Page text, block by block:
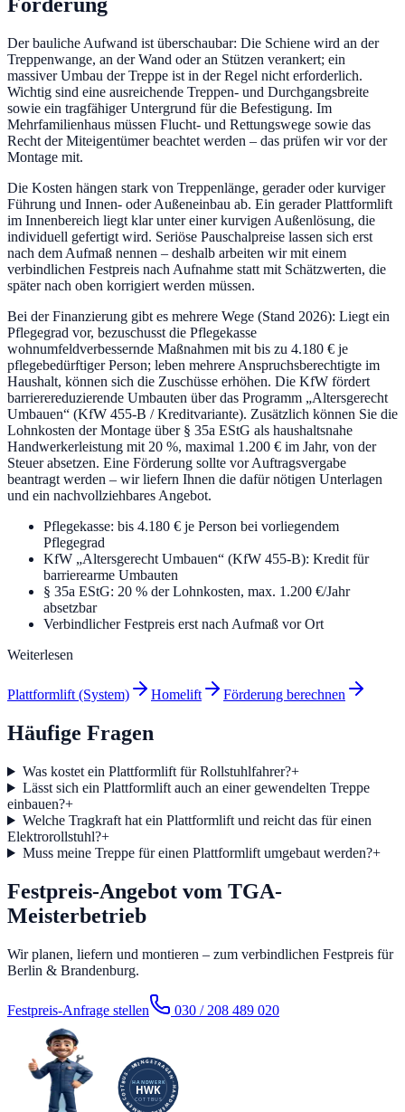
Förderung
Der bauliche Aufwand ist überschaubar: Die Schiene wird an der
Treppenwange, an der Wand oder an Stützen verankert; ein
massiver Umbau der Treppe ist in der Regel nicht erforderlich.
Wichtig sind eine ausreichende Treppen- und Durchgangsbreite
sowie ein tragfähiger Untergrund für die Befestigung. Im
Mehrfamilienhaus müssen Flucht- und Rettungswege sowie das
Recht der Miteigentümer beachtet werden – das prüfen wir vor der
Montage mit.
Die Kosten hängen stark von Treppenlänge, gerader oder kurviger
Führung und Innen- oder Außeneinbau ab. Ein gerader Plattformlift
im Innenbereich liegt klar unter einer kurvigen Außenlösung, die
individuell gefertigt wird. Seriöse Pauschalpreise lassen sich erst
nach dem Aufmaß nennen – deshalb arbeiten wir mit einem
verbindlichen Festpreis nach Aufnahme statt mit Schätzwerten, die
später nach oben korrigiert werden müssen.
Bei der Finanzierung gibt es mehrere Wege (Stand 2026): Liegt ein
Pflegegrad vor, bezuschusst die Pflegekasse
wohnumfeldverbessernde Maßnahmen mit bis zu 4.180 € je
pflegebedürftiger Person; leben mehrere Anspruchsberechtigte im
Haushalt, können sich die Zuschüsse erhöhen. Die KfW fördert
barrierereduzierende Umbauten über das Programm „Altersgerecht
Umbauen“ (KfW 455-B / Kreditvariante). Zusätzlich können Sie die
Lohnkosten der Montage über § 35a EStG als haushaltsnahe
Handwerkerleistung mit 20 %, maximal 1.200 € im Jahr, von der
Steuer absetzen. Eine Förderung sollte vor Auftragsvergabe
beantragt werden – wir liefern Ihnen die dafür nötigen Unterlagen
und ein nachvollziehbares Angebot.
Pflegekasse: bis 4.180 € je Person bei vorliegendem
Pflegegrad
KfW „Altersgerecht Umbauen“ (KfW 455-B): Kredit für
barrierearme Umbauten
§ 35a EStG: 20 % der Lohnkosten, max. 1.200 €/Jahr
absetzbar
Verbindlicher Festpreis erst nach Aufmaß vor Ort
Weiterlesen
Plattformlift (System) Homelift Förderung berechnen
Häufige Fragen
Was kostet ein Plattformlift für Rollstuhlfahrer?+
Lässt sich ein Plattformlift auch an einer gewendelten Treppe
einbauen?+
Welche Tragkraft hat ein Plattformlift und reicht das für einen
Elektrorollstuhl?+
Muss meine Treppe für einen Plattformlift umgebaut werden?+
Festpreis-Angebot vom TGA-
Meisterbetrieb
Wir planen, liefern und montieren – zum verbindlichen Festpreis für
Berlin & Brandenburg.
Festpreis-Anfrage stellen 030 / 208 489 020